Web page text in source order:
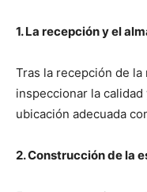
1. La recepción y el
Tras la recepción de
inspeccionar la
ubicación adecuada
2. Construcción de la